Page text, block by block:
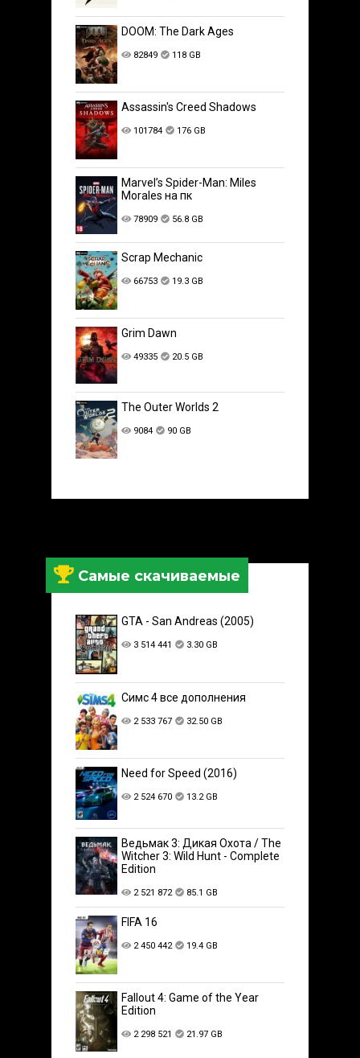
DOOM: The Dark Ages
82849 118 GB
Assassin's Creed Shadows
101784 176 GB
Marvel’s Spider-Man: Miles
Morales на пк
78909 56.8 GB
Scrap Mechanic
66753 19.3 GB
Grim Dawn
49335 20.5 GB
The Outer Worlds 2
9084 90 GB
Самые скачиваемые
GTA - San Andreas (2005)
3 514 441 3.30 GB
Симс 4 все дополнения
2 533 767 32.50 GB
Need for Speed (2016)
2 524 670 13.2 GB
Ведьмак 3: Дикая Охота / The
Witcher 3: Wild Hunt - Complete
Edition
2 521 872 85.1 GB
FIFA 16
2 450 442 19.4 GB
Fallout 4: Game of the Year
Edition
2 298 521 21.97 GB